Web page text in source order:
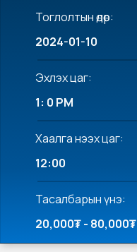
Тоглолтын өдөр:
2024-01-10
Эхлэх цаг:
1: 0 PM
Хаалга нээх цаг:
12:00
Тасалбарын үнэ:
20,000₮ - 80,000₮